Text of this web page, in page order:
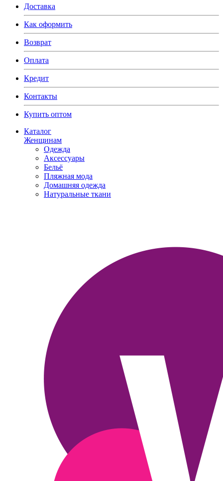
Доставка
Как оформить
Возврат
Оплата
Кредит
Контакты
Купить оптом
Каталог
Женщинам
Одежда
Аксессуары
Бельё
Пляжная мода
Домашняя одежда
Натуральные ткани